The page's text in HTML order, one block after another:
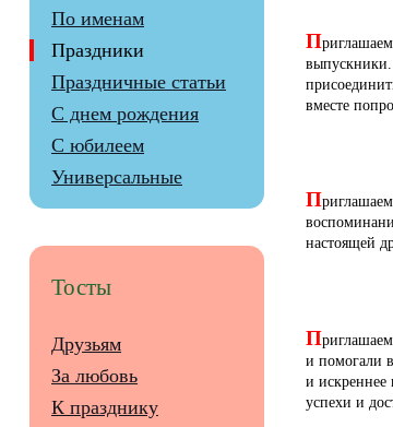
П
вместе
П
настоящей
П
и помогали
и
успехи и
По именам
Праздники
Праздничные статьи
С днем рождения
С юбилеем
Универсальные
Тосты
Друзьям
За любовь
К празднику